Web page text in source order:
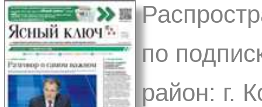
по
район: г.